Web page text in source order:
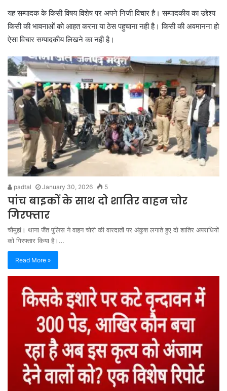
यह सम्पादक के किसी विषय विशेष पर अपने निजी विचार है। सम्पादकीय का उद्देश्य
किसी की भावनाओं को आहत करना या ठेस पहुचाना नही है। किसी की अवमानना हो
ऐसा विचार सम्पादकीय लिखने का नही है।
padtal January 30, 2026 5
पांच बाइकों के साथ दो शातिर वाहन चोर
गिरफ्तार
​चौमुहां। थाना जैंत पुलिस ने वाहन चोरी की वारदातों पर अंकुश लगाते हुए दो शातिर अपराधियों
को गिरफ्तार किया है।…
Read More »